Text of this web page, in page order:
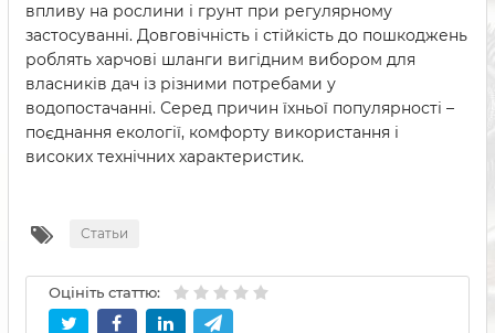
впливу на рослини і грунт при регулярному
застосуванні. Довговічність і стійкість до пошкоджень
роблять харчові шланги вигідним вибором для
власників дач із різними потребами у
водопостачанні. Серед причин їхньої популярності –
поєднання екології, комфорту використання і
високих технічних характеристик.
Статьи
Оцініть статтю: